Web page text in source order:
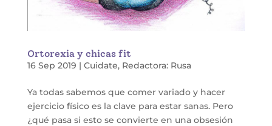
Ortorexia y chicas fit
16 Sep 2019 | Cuidate, Redactora: Rusa
Ya todas sabemos que comer variado y hacer
ejercicio físico es la clave para estar sanas. Pero
¿qué pasa si esto se convierte en una obsesión